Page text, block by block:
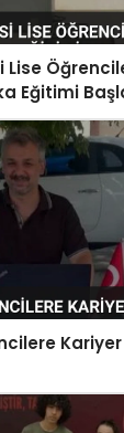
Lise
Eğitimi